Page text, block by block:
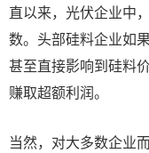
直以来，光伏企业中
数。头部硅料企业如
甚至直接影响到硅料
赚取超额利润。
当然，对大多数企业